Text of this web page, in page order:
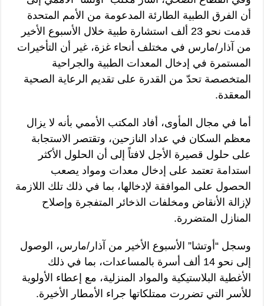
أن الفرق الطبية الطارئة المدعومة من الأمم المتحدة
قدمت نحو 23 ألف استشارة طبية خلال الأسبوع الأخير
من آذار/مارس في مختلف أنحاء غزة، غير أن التأخيرات
المستمرة في إدخال المعدات الطبية والجراحية
المتخصصة تحدّ من القدرة على تقديم الرعاية الصحية
المعقدة.
أما في مجال المأوى، أفاد المكتب الأممي بأنه لا يزال
معظم السكان في عداد النازحين، وتقتصر الاستجابة
على حلول قصيرة الأجل لافتاً إلى أن الحلول الأكثر
استدامة تعتمد على إدخال معدات ومواد يصعب
الحصول على الموافقة لإدخالها، بما في ذلك تلك اللازمة
لإزالة الأنقاض ومخلفات الذخائر المتفجرة وإصلاح
المنازل المتضررة.
وسجل “أوتشا” الأسبوع الأخير من آذار/مارس، الوصول
إلى نحو 14 ألف أسرة بالمساعدات، بما في ذلك
الأغطية البلاستيكية والمواد المنزلية، مع إعطاء الأولوية
للأسر التي تضررت ممتلكاتها جراء الأمطار الأخيرة.